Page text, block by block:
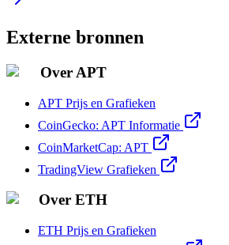
Externe bronnen
Over APT
APT Prijs en Grafieken
CoinGecko: APT Informatie
CoinMarketCap: APT
TradingView Grafieken
Over ETH
ETH Prijs en Grafieken